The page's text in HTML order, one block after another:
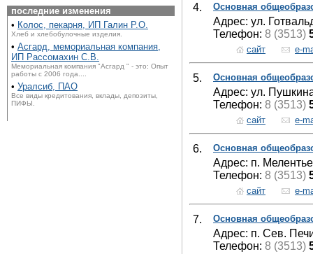
последние изменения
• Колос, пекарня, ИП Галин Р.О.
Хлеб и хлебобулочные изделия.
• Асгард, мемориальная компания,
ИП Рассомахин С.В.
Мемориальная компания "Асгард " - это: Опыт
работы с 2006 года....
• Уралсиб, ПАО
Все виды кредитования, вклады, депозиты,
ПИФЫ.
4. Основная
Адрес: ул.
Телефон: 8 (3513)
сайт e-
5. Основная
Адрес: ул.
Телефон: 8 (3513)
сайт e-
6. Основная
Адрес: п.
Телефон: 8 (3513)
сайт e-
7. Основная
Адрес: п. Сев.
Телефон: 8 (3513)